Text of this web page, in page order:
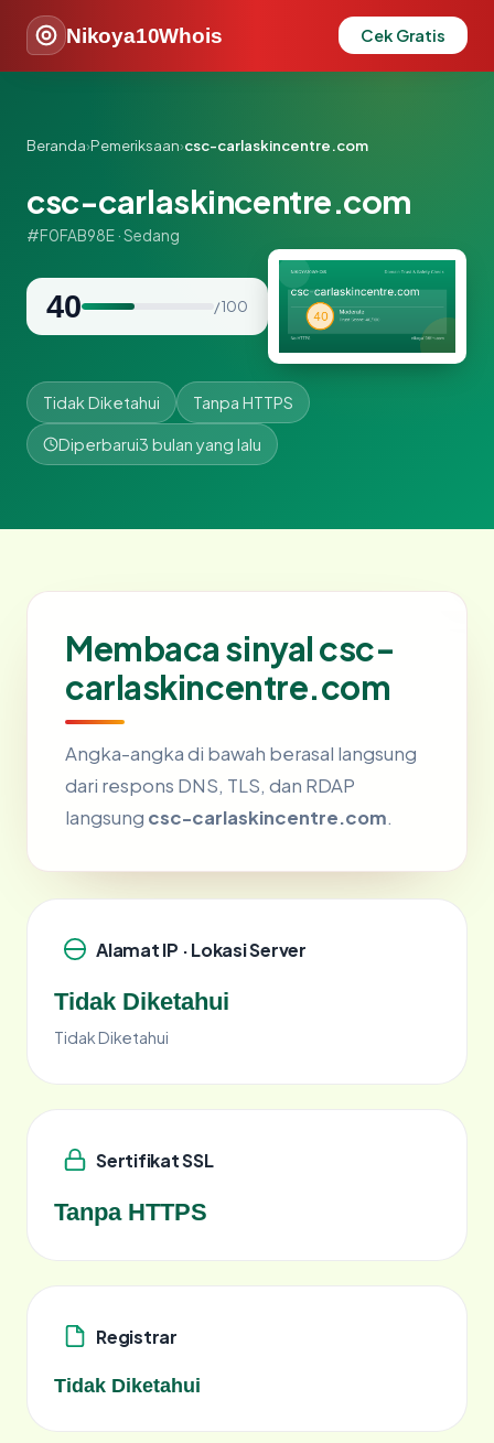
Nikoya10Whois Cek Gratis
Beranda›Pemeriksaan›csc-carlaskincentre.com
csc-carlaskincentre.com
#F0FAB98E · Sedang
40 / 100
Tidak Diketahui Tanpa HTTPS
Diperbarui3 bulan yang lalu
Membaca sinyal csc-
carlaskincentre.com
Angka-angka di bawah berasal langsung
dari respons DNS, TLS, dan RDAP
langsung csc-carlaskincentre.com.
Alamat IP · Lokasi Server
Tidak Diketahui
Tidak Diketahui
Sertifikat SSL
Tanpa HTTPS
Registrar
Tidak Diketahui